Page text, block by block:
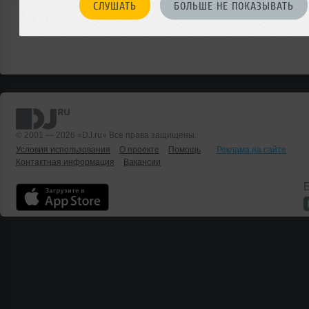
СЛУШАТЬ БОЛЬШЕ НЕ ПОКАЗЫВАТЬ
© 2001 — 2026 «DJ.ru» Все права защищены.
Условия использования
О проекте Помощь
Реклама на сайте
Контактная информация
Вакансии